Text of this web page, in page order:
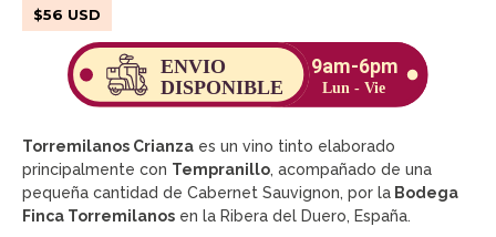
$56 USD
Torremilanos Crianza es un vino tinto elaborado
principalmente con Tempranillo, acompañado de una
pequeña cantidad de Cabernet Sauvignon, por la Bodega
Finca Torremilanos en la Ribera del Duero, España.